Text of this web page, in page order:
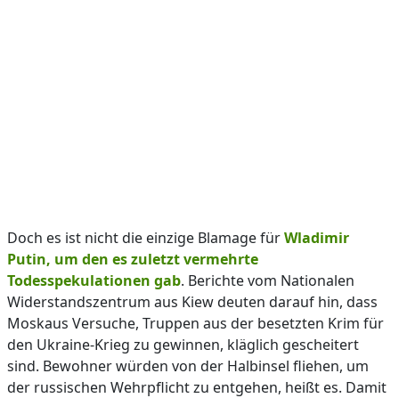
Doch es ist nicht die einzige Blamage fürWladimir
Putin, um den es zuletzt vermehrte
Todesspekulationen gab. Berichte vom Nationalen
Widerstandszentrum aus Kiew deuten darauf hin, dass
Moskaus Versuche, Truppen aus der besetzten Krim für
den Ukraine-Krieg zu gewinnen, kläglich gescheitert
sind. Bewohner würden von der Halbinsel fliehen, um
der russischen Wehrpflicht zu entgehen, heißt es. Damit